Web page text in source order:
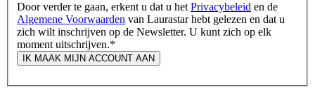
Door verder te gaan, erkent u dat u het Privacybeleid en de
Algemene Voorwaarden van Laurastar hebt gelezen en dat u
zich wilt inschrijven op de Newsletter. U kunt zich op elk
moment uitschrijven.*
IK MAAK MIJN ACCOUNT AAN